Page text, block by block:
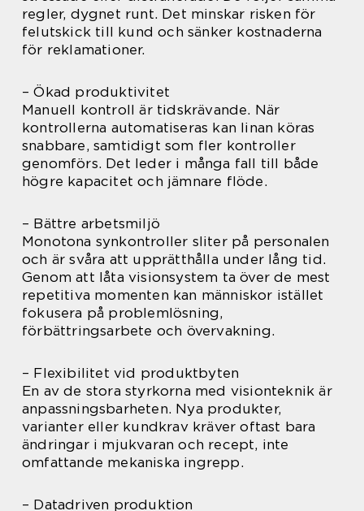
regler, dygnet runt. Det minskar risken för
felutskick till kund och sänker kostnaderna
för reklamationer.
– Ökad produktivitet
Manuell kontroll är tidskrävande. När
kontrollerna automatiseras kan linan köras
snabbare, samtidigt som fler kontroller
genomförs. Det leder i många fall till både
högre kapacitet och jämnare flöde.
– Bättre arbetsmiljö
Monotona synkontroller sliter på personalen
och är svåra att upprätthålla under lång tid.
Genom att låta visionsystem ta över de mest
repetitiva momenten kan människor istället
fokusera på problemlösning,
förbättringsarbete och övervakning.
– Flexibilitet vid produktbyten
En av de stora styrkorna med visionteknik är
anpassningsbarheten. Nya produkter,
varianter eller kundkrav kräver oftast bara
ändringar i mjukvaran och recept, inte
omfattande mekaniska ingrepp.
– Datadriven produktion